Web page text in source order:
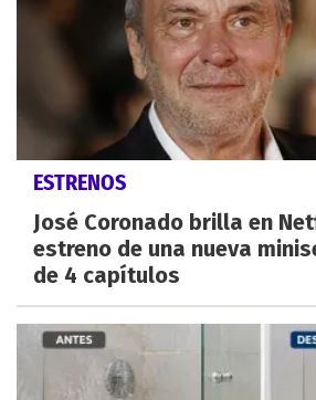
ESTRENOS
José Coronado brilla en
estreno de una nueva
de 4 capítulos